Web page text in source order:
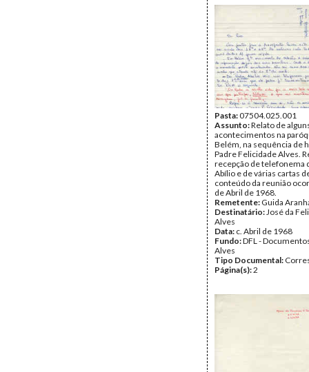
Pasta:07504.025.001
Assunto:Relato de
acontecimentos na
Belém, na sequência de
Padre Felicidade Alves.
recepção de telefonema
Abílio e de várias cartas
conteúdo da reunião
de Abril de 1968.
Remetente: Guida
Destinatário:José da
Alves
Data: c. Abril de 1968
Fundo:DFL -
Alves
Tipo Documental:
Página(s):2